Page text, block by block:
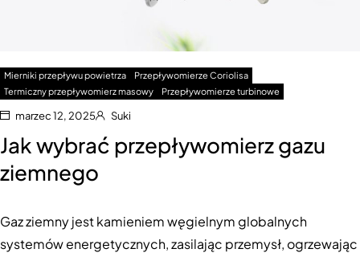
Mierniki przepływu powietrza
Przepływomierze Coriolisa
Termiczny przepływomierz masowy
Przepływomierze turbinowe
marzec 12, 2025 Suki
Jak wybrać przepływomierz gazu
ziemnego
Gaz ziemny jest kamieniem węgielnym globalnych
systemów energetycznych, zasilając przemysł, ogrzewając